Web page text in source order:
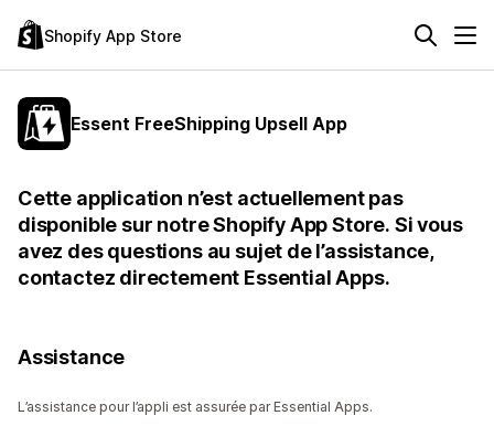
Shopify App Store
Essent FreeShipping Upsell App
Cette application n’est actuellement pas
disponible sur notre Shopify App Store. Si vous
avez des questions au sujet de l’assistance,
contactez directement Essential Apps.
Assistance
L’assistance pour l’appli est assurée par Essential Apps.